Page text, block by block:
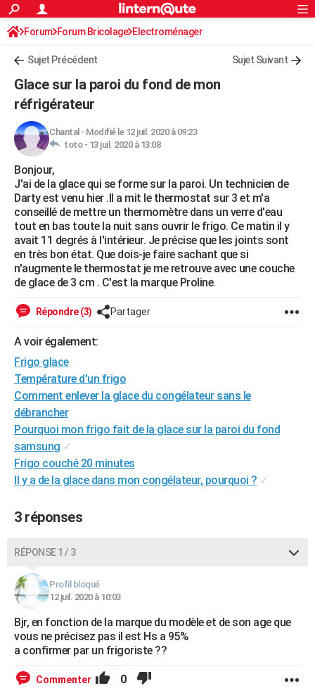
ACTUALITÉS
Politique
Société
Faits Divers
Education
Monde
Villes
+
Programme TV
Streaming
Cinéma
Sorties cinéma
Musique
FINANCE
Retraite
Impôts
Epargne
Immobilier
Risques naturels par ville
Banque
Assurance
Crédit
AUTO
Essais
Réserver un essai
Citadines
Berlines
SUV
Forum auto
HIGH-TECH
Mobiles
Meilleur smartphone
Internet
Ordinateurs
Jeux vidéo
Guide high-tech
+BRICOLAGE
Forum
Aménagement intérieur
Extérieur
Cuisine
Salle de bains
Jardinage
Rangement
WEEK-END
Guides de France
Escapades
Patrimoine
Expositions
Musées
Week-end nature
+LIFESTYLE
Art de vivre
Bien-être
Loisirs
Mode
Modes de vie
SANTE
VOYAGE
GUIDES D'ACHAT
BONS PLANS
CARTE DE VOEUX
Carte de Noël
Carte Bonne année
Carte Saint-Valentin
Carte Pâques
Carte d'anniversaire
DICTIONNAIRE
Dictionnaire
Biographies
Citations
Expressions
Proverbes
PROGRAMME TV
S'inscrire
Se connecter
Lycées
Collèges
Primaires
Universités
Entreprises
Service militaire
Avis de recherche
Bricolage
Lifestyle
Culture
Sport
Auto
Television
Voyage
Cinema
S'inscrire
Connexion
Forum Forum Bricolage Electroménager
Sujet Précédent Sujet Suivant
Glace sur la paroi du fond de mon
réfrigérateur
Chantal - Modifié le 12 juil. 2020 à 09:23
toto - 13 juil. 2020 à 13:08
Bonjour,
J'ai de la glace qui se forme sur la paroi. Un technicien de
Darty est venu hier .Il a mit le thermostat sur 3 et m'a
conseillé de mettre un thermomètre dans un verre d'eau
tout en bas toute la nuit sans ouvrir le frigo. Ce matin il y
avait 11 degrés à l'intérieur. Je précise que les joints sont
en très bon état. Que dois-je faire sachant que si
n'augmente le thermostat je me retrouve avec une couche
de glace de 3 cm . C'est la marque Proline.
Répondre (3) Partager
A voir également:
Frigo glace
Température d'un frigo
Comment enlever la glace du congélateur sans le
débrancher
Pourquoi mon frigo fait de la glace sur la paroi du fond
samsung ✓
Frigo couché 20 minutes
Il y a de la glace dans mon congélateur, pourquoi ? ✓
3 réponses
RÉPONSE 1 / 3
Profil bloqué
12 juil. 2020 à 10:03
Bjr, en fonction de la marque du modèle et de son age que
vous ne précisez pas il est Hs a 95%
a confirmer par un frigoriste ??
Commenter 0